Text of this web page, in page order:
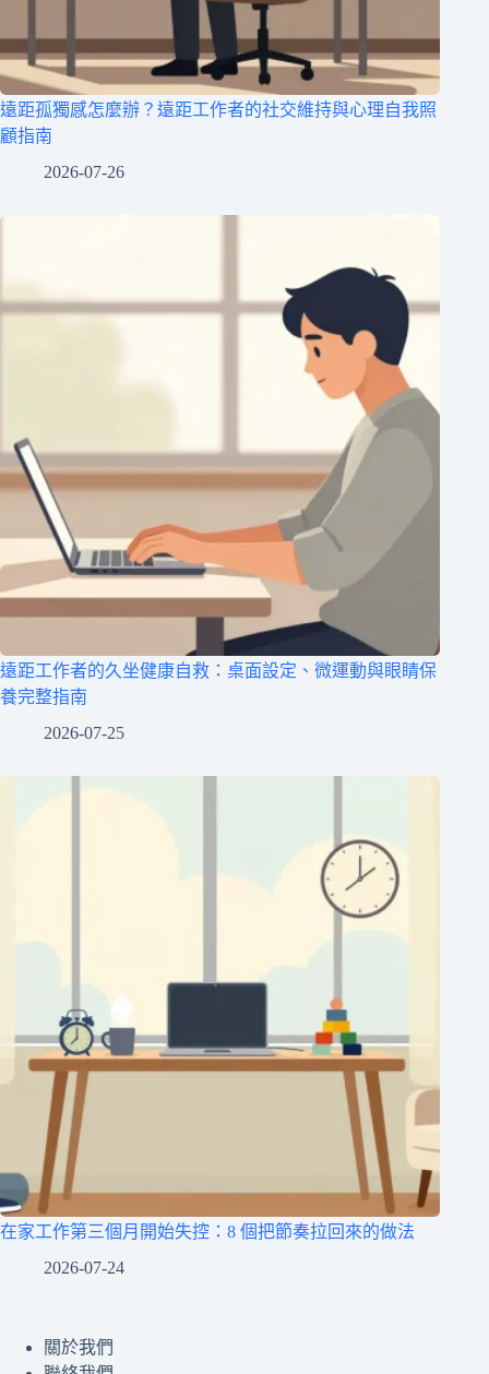
遠距孤獨感怎麼辦？遠距工作者的社交維持與心理自我照
顧指南
2026-07-26
遠距工作者的久坐健康自救：桌面設定、微運動與眼睛保
養完整指南
2026-07-25
在家工作第三個月開始失控：8 個把節奏拉回來的做法
2026-07-24
關於我們